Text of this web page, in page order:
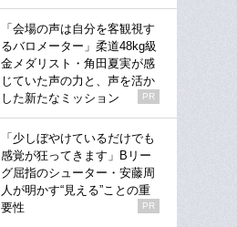
「会場の声は自分を客観視す
るバロメーター」柔道48kg級
金メダリスト・角田夏実が感
じていた声の力と、声を活か
した新たなミッション
PR
「少しぼやけているだけでも
感覚が狂ってきます」Bリー
グ屈指のシューター・安藤周
人が明かす“見える”ことの重
要性
PR